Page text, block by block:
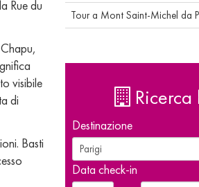
Rue du
visibile
di
Basti
Tour a Mont Saint-Michel da
Ricerca
Destinazione
Data check-in